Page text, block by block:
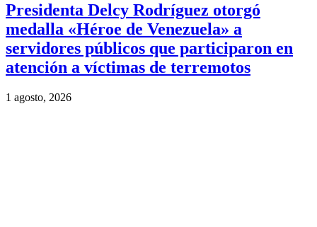
Presidenta Delcy Rodríguez otorgó
medalla «Héroe de Venezuela» a
servidores públicos que participaron en
atención a víctimas de terremotos
1 agosto, 2026